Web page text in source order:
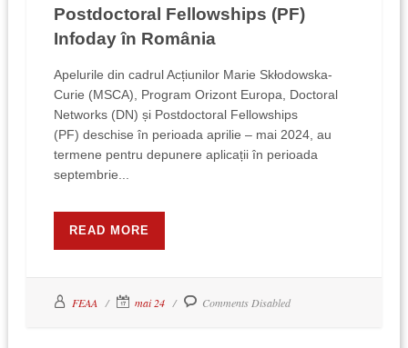
Postdoctoral Fellowships (PF)
Infoday în România
Apelurile din cadrul Acțiunilor Marie Skłodowska-
Curie (MSCA), Program Orizont Europa, Doctoral
Networks (DN) și Postdoctoral Fellowships
(PF) deschise în perioada aprilie – mai 2024, au
termene pentru depunere aplicații în perioada
septembrie...
READ MORE
FEAA mai 24 Comments Disabled